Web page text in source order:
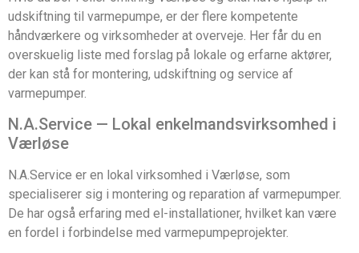
udskiftning til varmepumpe, er der flere kompetente
håndværkere og virksomheder at overveje. Her får du en
overskuelig liste med forslag på lokale og erfarne aktører,
der kan stå for montering, udskiftning og service af
varmepumper.
N.A.Service — Lokal enkelmandsvirksomhed i
Værløse
N.A.Service er en lokal virksomhed i Værløse, som
specialiserer sig i montering og reparation af varmepumper.
De har også erfaring med el-installationer, hvilket kan være
en fordel i forbindelse med varmepumpeprojekter.